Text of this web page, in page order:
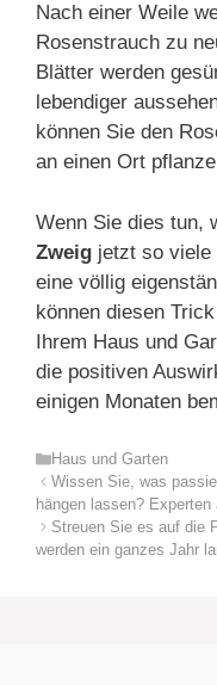
Nach einer Weile
Rosenstrauch zu
Blätter werden
lebendiger
können Sie den
an einen Ort
Wenn Sie dies tun,
Zweig jetzt so viele
eine völlig
können diesen
Ihrem Haus und
die positiven
einigen Monaten
Kategorien
Haus und Garten
Wissen Sie, was
hängen lassen? Experten
Streuen Sie es auf die
werden ein ganzes Jahr